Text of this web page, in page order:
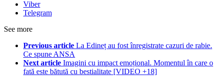
Viber
Telegram
See more
Previous article La Edineț au fost înregistrate cazuri de rabie.
Ce spune ANSA
Next article Imagini cu impact emoțional. Momentul în care o
fată este bătută cu bestialitate [VIDEO +18]